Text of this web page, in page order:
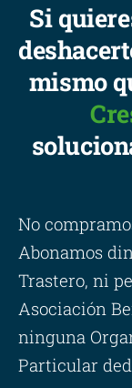
Si
mismo
No
Abonamos
Trastero, ni
Asociación
ninguna
Particular